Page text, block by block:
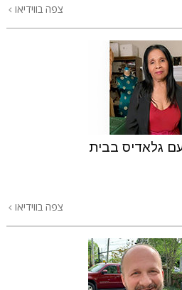
צפה בווידיאו
גלאדיס בבית
צפה בווידיאו